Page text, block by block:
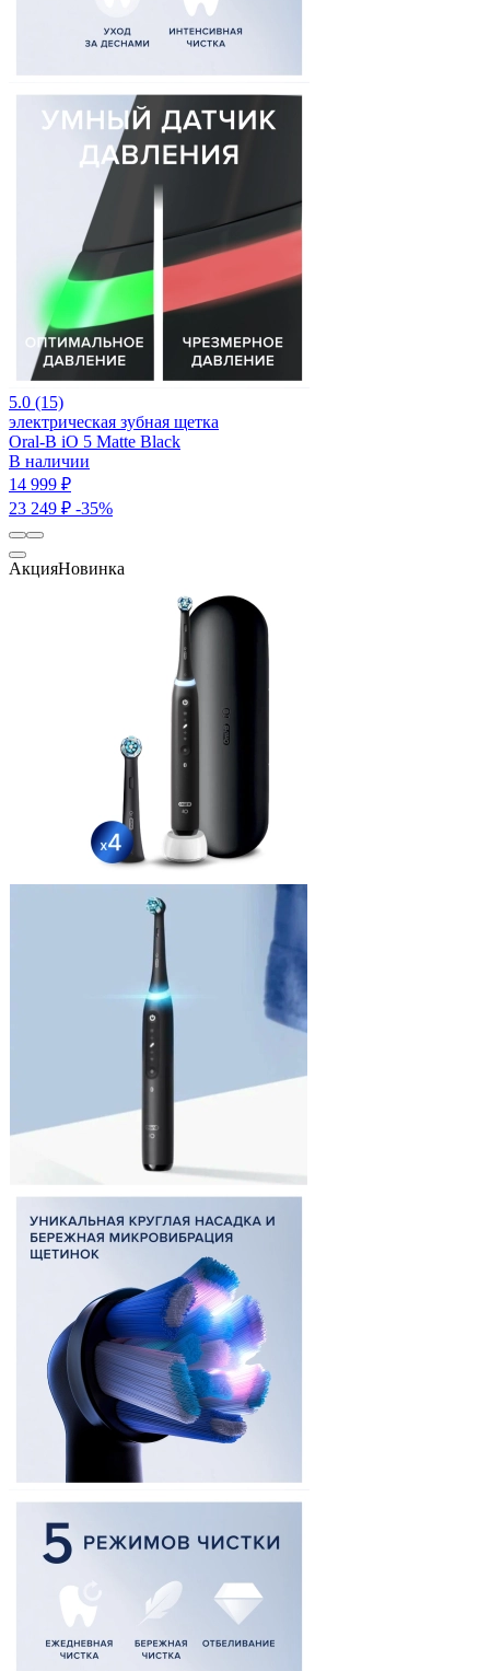
5.0 (15)
электрическая зубная щетка
Oral-B iO 5 Matte Black
В наличии
14 999 ₽
23 249 ₽ -35%
АкцияНовинка